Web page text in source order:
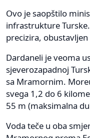
Ovo je saopštilo
infrastrukture
precizira,
Dardaneli je veoma
sjeverozapadnoj
sa Mramornim.
svega 1,2 do 6
55 m (maksimalna
Voda teče u oba